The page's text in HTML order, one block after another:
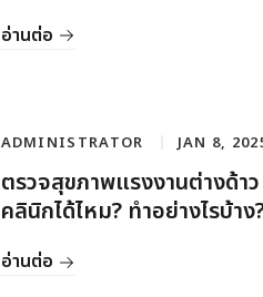
อ่านต่อ
ADMINISTRATOR JAN 8,
ตรวจสุขภาพแรงงานต่างด้า
คลินิกได้ไหม? ทำอย่างไรบ้าง
อ่านต่อ